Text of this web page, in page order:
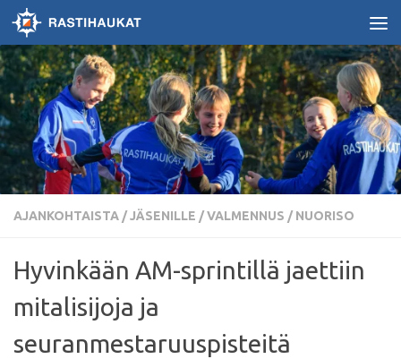
Skip to content
AJANKOHTAISTA /JÄSENILLE / VALMENNUS / NUORISO
Hyvinkään AM-sprintillä jaettiin
mitalisijoja ja
seuranmestaruuspisteitä